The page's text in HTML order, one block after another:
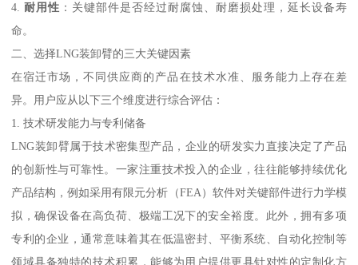
4.耐用性 ：关键部件是否经过耐腐蚀、耐磨损处理，延长设备寿
命。
二、选择LNG装卸臂的三大关键因素
在宿迁市场，不同供应商的产品在技术水准、服务能力上存在差
异。用户应从以下三个维度进行综合评估：
1. 技术研发能力与专利储备
LNG装卸臂属于技术密集型产品，企业的研发实力直接决定了产品
的创新性与可靠性。一家注重技术投入的企业，往往能够持续优化
产品结构，例如采用有限元分析（FEA）软件对关键部件进行力学模
拟，确保设备在高负荷、极端工况下的安全裕度。此外，拥有多项
专利的企业，通常意味着其在低温密封、平衡系统、自动化控制等
领域具备独特的技术积累，能够为用户提供更具针对性的定制化方